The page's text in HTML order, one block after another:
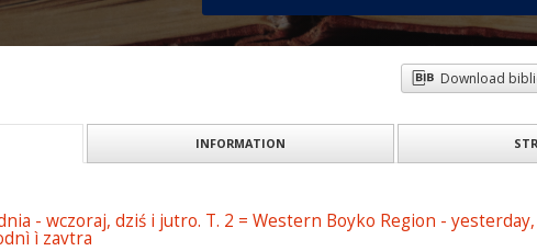
Download
INFORMATION
- wczoraj, dziś i jutro. T. 2 = Western Boyko Region -
ì zavtra